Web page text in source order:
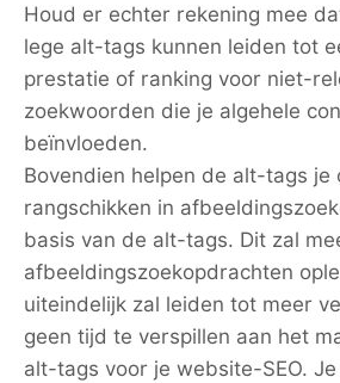
Houd er echter rekening mee
lege alt-tags kunnen leiden tot
prestatie of ranking voor niet-
zoekwoorden die je algehele
beïnvloeden.
Bovendien helpen de alt-tags je
rangschikken in
basis van de alt-tags. Dit zal
afbeeldingszoekopdrachten
uiteindelijk zal leiden tot meer
geen tijd te verspillen aan het
alt-tags voor je website-SEO.